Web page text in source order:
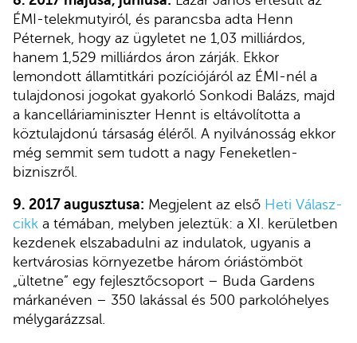
ÉMI-telekmutyiról, és parancsba adta Henn
Péternek, hogy az ügyletet ne 1,03 milliárdos,
hanem 1,529 milliárdos áron zárják. Ekkor
lemondott államtitkári pozíciójáról az ÉMI-nél a
tulajdonosi jogokat gyakorló Sonkodi Balázs, majd
a kancelláriaminiszter Hennt is eltávolította a
köztulajdonú társaság éléről. A nyilvánosság ekkor
még semmit sem tudott a nagy Feneketlen-
bizniszről.
9. 2017 augusztusa: Megjelent az első Heti Válasz-
cikk a témában, melyben jeleztük: a XI. kerületben
kezdenek elszabadulni az indulatok, ugyanis a
kertvárosias környezetbe három óriástömböt
„ültetne” egy fejlesztőcsoport – Buda Gardens
márkanéven – 350 lakással és 500 parkolóhelyes
mélygarázzsal.